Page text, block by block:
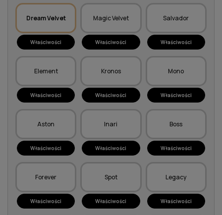
Dream Velvet
Właściwości
Magic Velvet
Właściwości
Salvador
Właściwości
Element
Właściwości
Kronos
Właściwości
Mono
Właściwości
Aston
Właściwości
Inari
Właściwości
Boss
Właściwości
Forever
Właściwości
Spot
Właściwości
Legacy
Właściwości